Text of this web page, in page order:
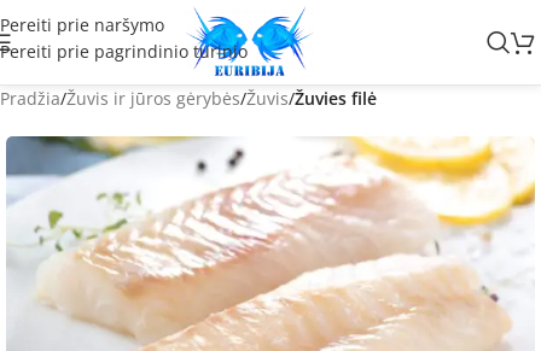
Pereiti prie naršymo
Pereiti prie pagrindinio turinio
Pradžia Žuvis ir jūros gėrybės Žuvis Žuvies filė